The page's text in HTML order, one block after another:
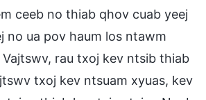
ceeb no thiab qhov cuab yeej
no ua pov haum los ntawm
rau txoj kev ntsib thiab
txoj kev ntsuam xyuas, kev